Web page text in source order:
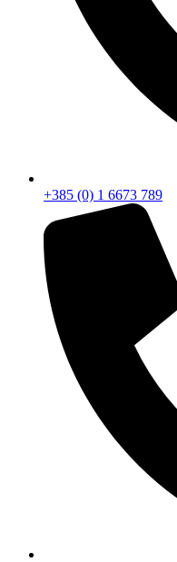
+385 (0) 1 6673 789